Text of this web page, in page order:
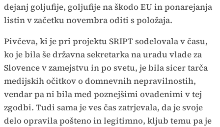
dejanj goljufije, goljufije na škodo EU in ponarejanja
listin v začetku novembra oditi s položaja.
Pivčeva, ki je pri projektu SRIPT sodelovala v času,
ko je bila še državna sekretarka na uradu vlade za
Slovence v zamejstvu in po svetu, je bila sicer tarča
medijskih očitkov o domnevnih nepravilnostih,
vendar pa ni bila med poznejšimi ovadenimi v tej
zgodbi. Tudi sama je ves čas zatrjevala, da je svoje
delo opravila pošteno in legitimno, kljub temu pa je